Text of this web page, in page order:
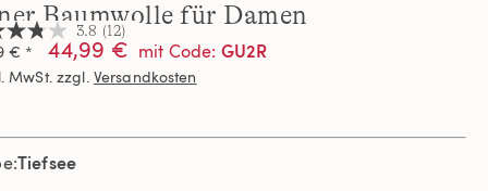
Baumwolle für Damen
3.8 (12)
€ * 44,99 € mit Code: GU2R
MwSt. zzgl. Versandkosten
Tiefsee